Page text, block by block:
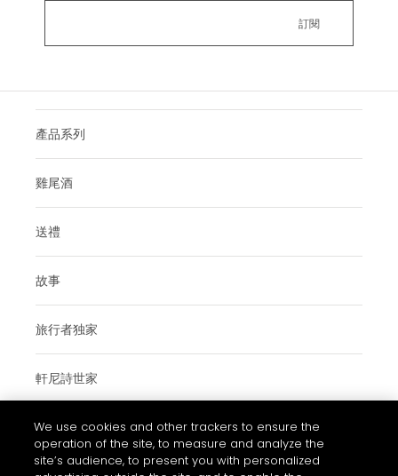
產品系列
雞尾酒
送禮
故事
旅行者独家
軒尼詩世家
參觀軒尼詩
We use cookies and other trackers to ensure the
operation of the site, to measure and analyze the
site’s audience, to present you with personalized